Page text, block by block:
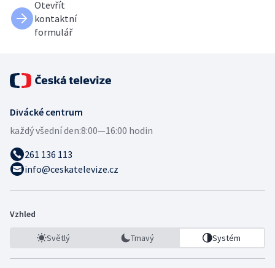
Otevřít
kontaktní
formulář
Divácké centrum
každý všední den:8:00—16:00 hodin
261 136 113
info@ceskatelevize.cz
Vzhled
Světlý Tmavý Systém